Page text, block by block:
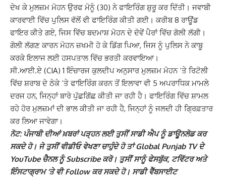
ਦੇਖ ਕੇ ਮੁਲਜ਼ਮ ਮੋਹਨ ਉਰਫ ਮੋਨੂੰ (30) ਨੇ ਫਾਇਰਿੰਗ ਸ਼ੁਰੂ ਕਰ ਦਿੱਤੀ। ਜਵਾਬੀ
ਕਾਰਵਾਈ ਵਿੱਚ ਪੁਲਿਸ ਵੱਲੋਂ ਵੀ ਫਾਇਰਿੰਗ ਕੀਤੀ ਗਈ। ਕਰੀਬ 8 ਰਾਊਂਡ
ਫਾਇਰ ਕੀਤੇ ਗਏ, ਜਿਸ ਵਿੱਚ ਬਦਮਾਸ਼ ਮੋਹਨ ਦੇ ਦੋਵੇਂ ਪੈਰਾਂ ਵਿੱਚ ਗੋਲੀ ਲੱਗੀ।
ਗੋਲੀ ਲੱਗਣ ਕਾਰਨ ਮੋਹਨ ਜ਼ਖਮੀ ਹੋ ਕੇ ਡਿੱਗ ਪਿਆ, ਜਿਸ ਨੂੰ ਪੁਲਿਸ ਨੇ ਕਾਬੂ
ਕਰਕੇ ਇਲਾਜ ਲਈ ਹਸਪਤਾਲ ਵਿੱਚ ਭਰਤੀ ਕਰਵਾਇਆ।
ਸੀ.ਆਈ.ਏ (CIA) 1 ਇੰਚਾਰਜ ਕੁਲਦੀਪ ਅਨੁਸਾਰ ਮੁਲਜ਼ਮ ਮੋਹਨ ‘ਤੇ ਰਿਟੋਲੀ
ਵਿੱਚ ਸ਼ਰਾਬ ਦੇ ਠੇਕੇ ‘ਤੇ ਫਾਇਰਿੰਗ ਕਰਨ ਤੋਂ ਇਲਾਵਾ ਵੀ 5 ਅਪਰਾਧਿਕ ਮਾਮਲੇ
ਦਰਜ ਹਨ, ਜਿਨ੍ਹਾਂ ਬਾਰੇ ਪੁੱਛਗਿੱਛ ਕੀਤੀ ਜਾ ਰਹੀ ਹੈ। ਫਾਇਰਿੰਗ ਵਿੱਚ ਸ਼ਾਮਲ
ਰਹੇ ਹੋਰ ਮੁਲਜ਼ਮਾਂ ਦੀ ਭਾਲ ਕੀਤੀ ਜਾ ਰਹੀ ਹੈ, ਜਿਨ੍ਹਾਂ ਨੂੰ ਜਲਦੀ ਹੀ ਗ੍ਰਿਫ਼ਤਾਰ
ਕਰ ਲਿਆ ਜਾਵੇਗਾ।
ਨੋਟ: ਪੰਜਾਬੀ ਦੀਆਂ ਖ਼ਬਰਾਂ ਪੜ੍ਹਨ ਲਈ ਤੁਸੀਂ ਸਾਡੀ ਐਪ ਨੂੰ ਡਾਊਨਲੋਡ ਕਰ
ਸਕਦੇ ਹੋ। ਜੇ ਤੁਸੀਂ ਵੀਡੀਓ ਵੇਖਣਾ ਚਾਹੁੰਦੇ ਹੋ ਤਾਂ Global Punjab TV ਦੇ
YouTube ਚੈਨਲ ਨੂੰ Subscribe ਕਰੋ। ਤੁਸੀਂ ਸਾਨੂੰ ਫੇਸਬੁੱਕ, ਟਵਿੱਟਰ ਅਤੇ
ਇੰਸਟਾਗ੍ਰਾਮ ‘ਤੇ ਵੀ Follow ਕਰ ਸਕਦੇ ਹੋ। ਸਾਡੀ ਵੈੱਬਸਾਈਟ